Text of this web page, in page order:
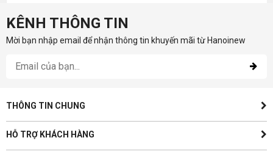
KÊNH THÔNG TIN
Mời bạn nhập email để nhận thông tin khuyến mãi từ Hanoinew
THÔNG TIN CHUNG
HỖ TRỢ KHÁCH HÀNG